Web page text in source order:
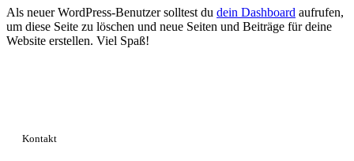
Als neuer WordPress-Benutzer solltest du dein Dashboard aufrufen,
um diese Seite zu löschen und neue Seiten und Beiträge für deine
Website erstellen. Viel Spaß!
Kontakt